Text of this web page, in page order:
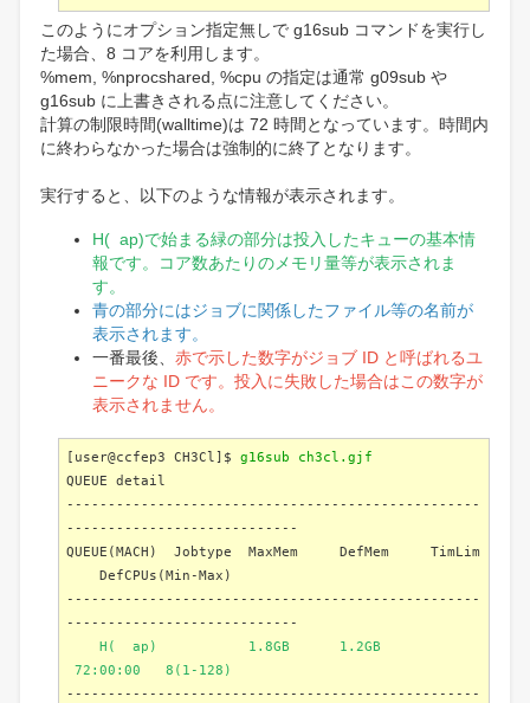
このようにオプション指定無しで g16sub コマンドを実行し
た場合、8 コアを利用します。
%mem, %nprocshared, %cpu の指定は通常 g09sub や
g16sub に上書きされる点に注意してください。
計算の制限時間(walltime)は 72 時間となっています。時間内
に終わらなかった場合は強制的に終了となります。
実行すると、以下のような情報が表示されます。
H( ap)で始まる緑の部分は投入したキューの基本情
報です。コア数あたりのメモリ量等が表示されま
す。
青の部分にはジョブに関係したファイル等の名前が
表示されます。
一番最後、赤で示した数字がジョブ ID と呼ばれるユ
ニークな ID です。投入に失敗した場合はこの数字が
表示されません。
[user@ccfep3 CH3Cl]$ g16sub ch3cl.gjf
QUEUE detail
--------------------------------------------------
----------------------------
QUEUE(MACH) Jobtype MaxMem DefMem TimLim
DefCPUs(Min-Max)
--------------------------------------------------
----------------------------
H( ap) 1.8GB 1.2GB
72:00:00 8(1-128)
--------------------------------------------------